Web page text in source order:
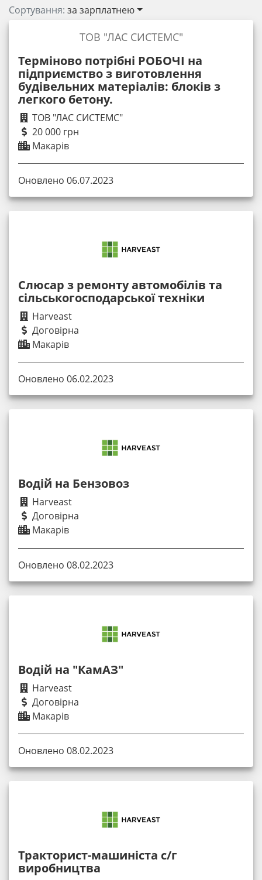
Сортування: за зарплатнею
Терміново потрібні РОБОЧІ на
підприємство з виготовлення
будівельних матеріалів: блоків з
легкого бетону.
ТОВ "ЛАС СИСТЕМС"
20 000 грн
Макарів
ТОВ "ЛАС СИСТЕМС"
Оновлено 06.07.2023
Слюсар з ремонту автомобілів та
сільськогосподарської техніки
Harveast
Договірна
Макарів
Оновлено 06.02.2023
Водій на Бензовоз
Harveast
Договірна
Макарів
Оновлено 08.02.2023
Водій на "КамАЗ"
Harveast
Договірна
Макарів
Оновлено 08.02.2023
Тракторист-машиніста c/г
виробництва